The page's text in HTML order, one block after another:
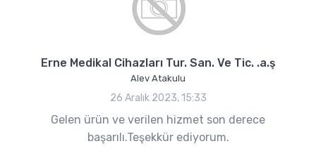
Erne Medikal Cihazları Tur. San. Ve Tic. .a.ş
Alev Atakulu
26 Aralık 2023, 15:33
Gelen ürün ve verilen hizmet son derece
başarılı.Teşekkür ediyorum.